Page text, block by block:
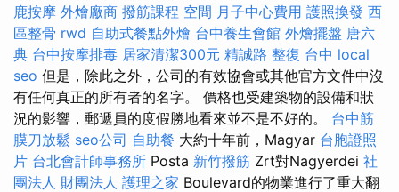
鹿按摩 外燴廠商 撥筋課程 空間 月子中心費用 護照換發 西
區整骨 rwd 自助式餐點外燴 台中養生會館 外燴擺盤 唐六
典 台中按摩排毒 居家清潔300元 精誠路 整復 台中 local
seo 但是，除此之外，公司的有效協會或其他官方文件中沒
有任何真正的所有者的名字。 價格也受建築物的設備和狀
況的影響，郵遞員的度假勝地看來並不是不好的。 台中筋
膜刀放鬆 seo公司 自助餐 大約十年前，Magyar 台胞證照
片 台北會計師事務所 Posta 新竹撥筋 Zrt對Nagyerdei 社
團法人 財團法人 護理之家 Boulevard的物業進行了重大翻